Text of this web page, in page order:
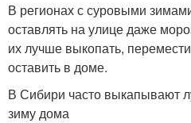
В регионах с суровыми
оставлять на улице даже
их лучше выкопать,
оставить в доме.
В Сибири часто выкапывают
зиму дома